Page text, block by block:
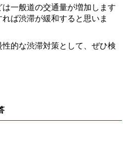
一般道の交通量が増加します
ば渋滞が緩和すると思いま
的な渋滞対策として、ぜひ検